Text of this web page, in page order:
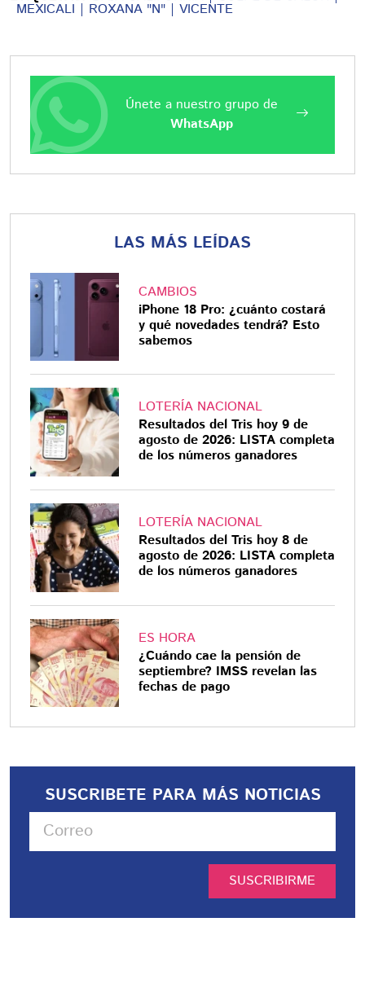
MEXICALI ROXANA "N" VICENTE
Únete a nuestro grupo de
WhatsApp
LAS MÁS LEÍDAS
CAMBIOS
iPhone 18 Pro: ¿cuánto costará
y qué novedades tendrá? Esto
sabemos
LOTERÍA NACIONAL
Resultados del Tris hoy 9 de
agosto de 2026: LISTA completa
de los números ganadores
LOTERÍA NACIONAL
Resultados del Tris hoy 8 de
agosto de 2026: LISTA completa
de los números ganadores
ES HORA
¿Cuándo cae la pensión de
septiembre? IMSS revelan las
fechas de pago
SUSCRIBETE PARA MÁS NOTICIAS
SUSCRIBIRME